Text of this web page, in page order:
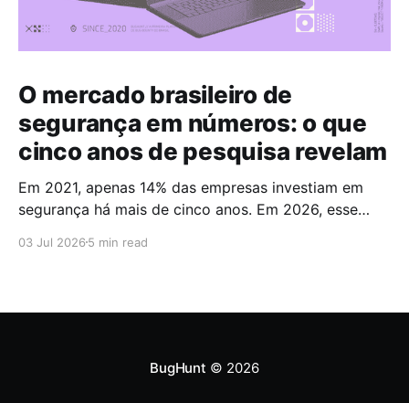
O mercado brasileiro de
segurança em números: o que
cinco anos de pesquisa revelam
Em 2021, apenas 14% das empresas investiam em
segurança há mais de cinco anos. Em 2026, esse
para que a maioria do mercado cruzasse a fronteira
histórica conduzida pela
03 Jul 2026 5 min read
BugHunt © 2026